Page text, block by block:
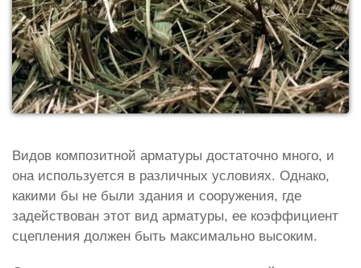
Видов композитной арматуры достаточно много, и
она используется в различных условиях. Однако,
какими бы не были здания и сооружения, где
задействован этот вид арматуры, ее коэффициент
сцепления должен быть максимально высоким.